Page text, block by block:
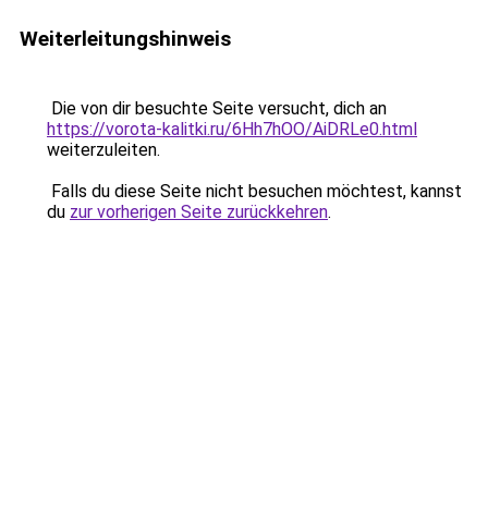
Weiterleitungshinweis
Die von dir besuchte Seite versucht, dich an
https://vorota-kalitki.ru/6Hh7hOO/AiDRLe0.html
weiterzuleiten.
Falls du diese Seite nicht besuchen möchtest, kannst
du zur vorherigen Seite zurückkehren.